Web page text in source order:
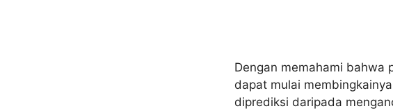
Dengan memahami bahwa
dapat mulai
diprediksi daripada